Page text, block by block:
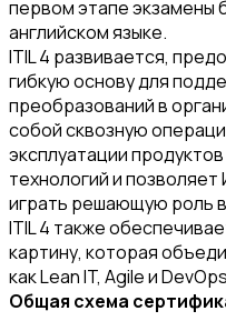
первом этапе экзамены
английском языке.
ITIL 4 развивается,
гибкую основу для
преобразований в
собой сквозную
эксплуатации
технологий и
играть решающую роль
ITIL 4 также
картину, которая
как Lean IT, Agile и
Общая схема